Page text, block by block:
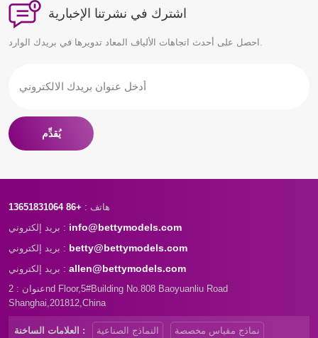
اشترك في نشرتنا الإخبارية
احصل على أحدث اتجاهات الألياف المعاد تدويرها في بريدك الوارد.
يُقدِّم
هاتف : +86 13651831064
بريد إلكتروني : info@bettymodels.com
بريد إلكتروني : betty@bettymodels.com
بريد إلكتروني : allen@bettymodels.com
عنوان : 2nd Floor,5#Building No.808 Baoyuanliu Road
Shanghai,201812,China
العلامات الساخنة : النماذج الصناعية نماذج مقياس مخصصة